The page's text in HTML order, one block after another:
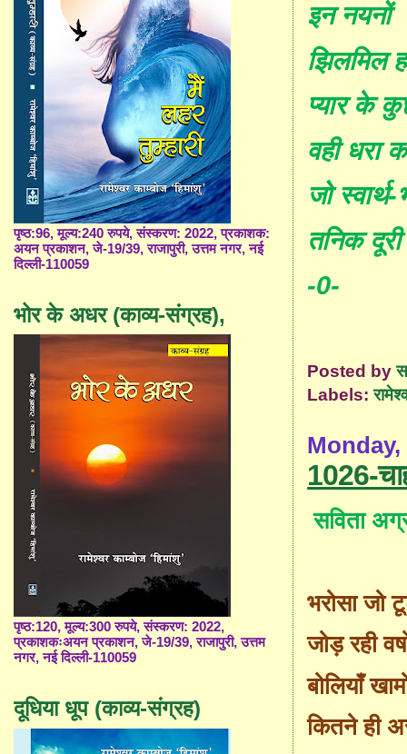
इन नयनों
झिलमिल
प्यार के
वही धरा
जो
तनिक
-0-
Posted by
Labels:
Monday,
1026-
सविता
भरोसा जो
जोड़ रही
बोलियाँ
कितने ही
पृष्ठ:96, मूल्य:240 रुपये, संस्करण: 2022, प्रकाशक:
अयन प्रकाशन, जे-19/39, राजापुरी, उत्तम नगर, नई
दिल्ली-110059
भोर के अधर (काव्य-संग्रह),
पृष्ठ:120, मूल्य:300 रुपये, संस्करण: 2022,
प्रकाशकःअयन प्रकाशन, जे-19/39, राजापुरी, उत्तम
नगर, नई दिल्ली-110059
दूधिया धूप (काव्य-संग्रह)